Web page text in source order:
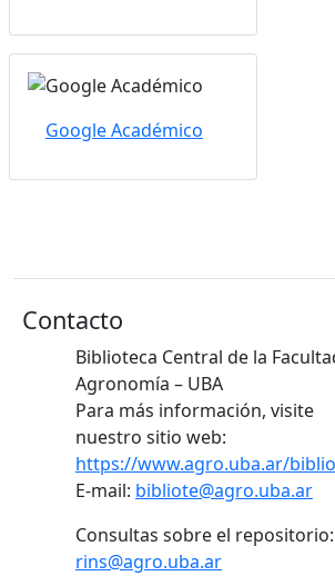
Google Académico
Contacto
Biblioteca Central de la
Agronomía – UBA
Para más información, visite
nuestro sitio web:
https://www.agro.uba.ar/
E-mail: bibliote@agro.uba.ar
Consultas sobre el repositorio:
rins@agro.uba.ar